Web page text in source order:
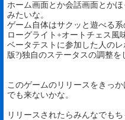
ホーム画面とか会話画面とか
みたいな。
ゲーム自体はサクッと遊べる系
ローグライト+オートチェス風
ベータテストに参加した人の
版?)独自のステータスの調整を
このゲームのリリースをきっ
でも来ないかな。
リリースされたらみんなでも